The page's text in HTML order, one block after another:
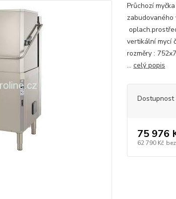
Průchozí
zabudovaného
vertikální mycí
rozměry :
... celý popis
Dostupnost
75 976
62 790 Kč